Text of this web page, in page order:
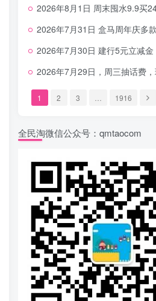
2026年8月1日 周末囤水9.9买24瓶娃哈哈，建行100元京东券，移动5元话费，麦当
2026年7月31日 盒马周年庆多款买一赠一，饿了么拆红包，建行30立减金，
2026年7月30日 建行5元立减金，小米5元，抢2500份爷爷不泡茶，闪购20-
2026年7月29日，周三抽话费，瑞幸周三免单，4.9元瑞幸咖啡，蜜雪兑换券
1 2 3 1916
全民淘微信公众号：qmtaocom